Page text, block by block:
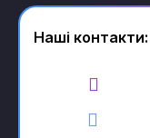
Наші контакти: